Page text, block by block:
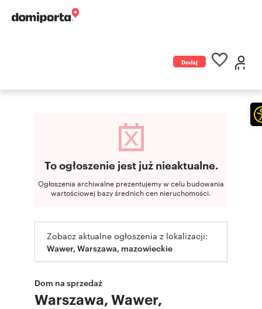
Dodaj
To ogłoszenie jest już nieaktualne.
Ogłoszenia archiwalne prezentujemy w celu budowania
wartościowej bazy średnich cen nieruchomości.
Zobacz aktualne ogłoszenia z lokalizacji:
Wawer, Warszawa, mazowieckie
Dom na sprzedaż
Warszawa, Wawer,